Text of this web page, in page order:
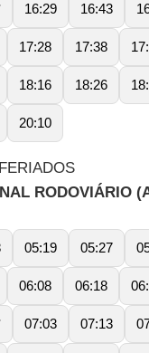
16:29 16:43
17:28 17:38
18:16 18:26
20:10
RODOVIÁRIO
05:19 05:27
06:08 06:18
07:03 07:13